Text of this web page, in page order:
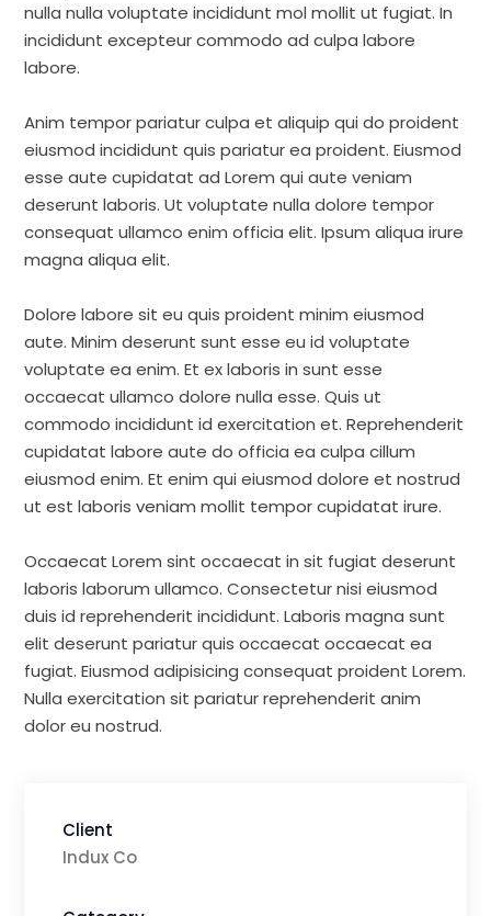
nulla nulla voluptate incididunt mol mollit ut fugiat. In
incididunt excepteur commodo ad culpa labore
labore.
Anim tempor pariatur culpa et aliquip qui do proident
eiusmod incididunt quis pariatur ea proident. Eiusmod
esse aute cupidatat ad Lorem qui aute veniam
deserunt laboris. Ut voluptate nulla dolore tempor
consequat ullamco enim officia elit. Ipsum aliqua irure
magna aliqua elit.
Dolore labore sit eu quis proident minim eiusmod
aute. Minim deserunt sunt esse eu id voluptate
voluptate ea enim. Et ex laboris in sunt esse
occaecat ullamco dolore nulla esse. Quis ut
commodo incididunt id exercitation et. Reprehenderit
cupidatat labore aute do officia ea culpa cillum
eiusmod enim. Et enim qui eiusmod dolore et nostrud
ut est laboris veniam mollit tempor cupidatat irure.
Occaecat Lorem sint occaecat in sit fugiat deserunt
laboris laborum ullamco. Consectetur nisi eiusmod
duis id reprehenderit incididunt. Laboris magna sunt
elit deserunt pariatur quis occaecat occaecat ea
fugiat. Eiusmod adipisicing consequat proident Lorem.
Nulla exercitation sit pariatur reprehenderit anim
dolor eu nostrud.
Client
Indux Co